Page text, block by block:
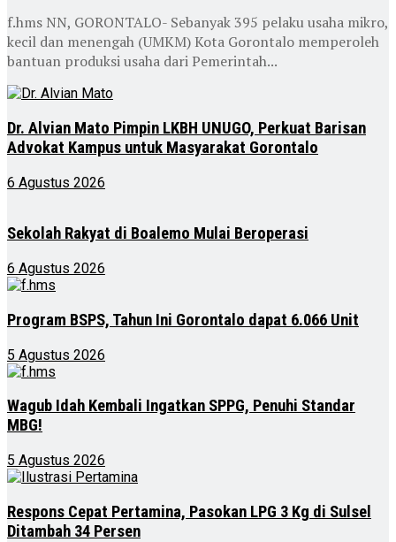
f.hms NN, GORONTALO- Sebanyak 395 pelaku usaha mikro,
kecil dan menengah (UMKM) Kota Gorontalo memperoleh
bantuan produksi usaha dari Pemerintah...
Dr. Alvian Mato Pimpin LKBH UNUGO, Perkuat Barisan
Advokat Kampus untuk Masyarakat Gorontalo
6 Agustus 2026
Sekolah Rakyat di Boalemo Mulai Beroperasi
6 Agustus 2026
Program BSPS, Tahun Ini Gorontalo dapat 6.066 Unit
5 Agustus 2026
Wagub Idah Kembali Ingatkan SPPG, Penuhi Standar
MBG!
5 Agustus 2026
Respons Cepat Pertamina, Pasokan LPG 3 Kg di Sulsel
Ditambah 34 Persen